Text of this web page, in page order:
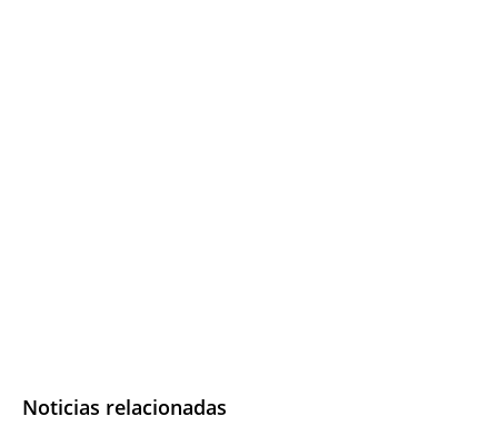
Noticias relacionadas